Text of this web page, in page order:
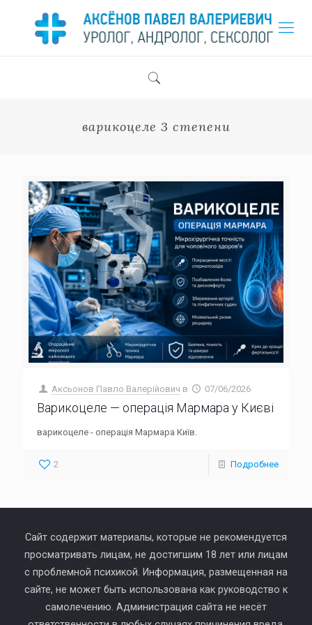
варикоцеле 3 степени
Аксьонов Павло Валерійович в 07/06/2026
Варикоцеле — операція Мармара у Києві
варикоцеле - операція Мармара Київ.
2 Подробнее
Сайт содержит материалы, которые не рекомендуется
просматривать лицам, не достигшим 18 лет или лицам
с проблемной психикой. Информация, размещенная на
сайте, не может быть использована как руководство к
самолечению. Администрация сайта не несёт